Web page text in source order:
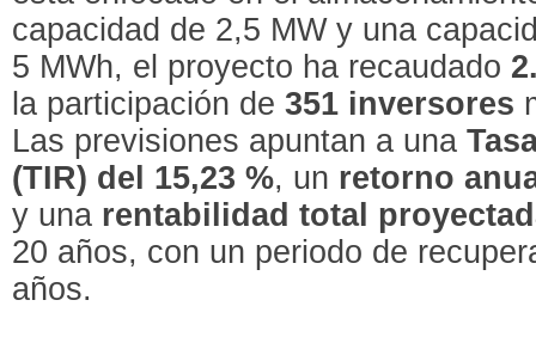
capacidad de 2,5 MW y una
5 MWh, el proyecto ha recaudado
la participación de351 inversores
Las previsiones apuntan a una
(TIR) del 15,23 %, un retorno
y una rentabilidad total
20 años, con un periodo de
años.